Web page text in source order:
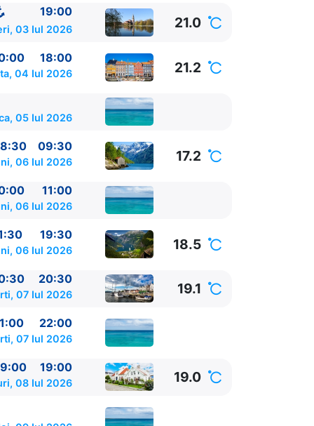
19:00
03 Iul 2026 21.0
18:00
04 Iul 2026 21.2
05 Iul 2026
09:30
06 Iul 2026 17.2
11:00
06 Iul 2026
19:30
06 Iul 2026 18.5
20:30
07 Iul 2026 19.1
22:00
07 Iul 2026
19:00
08 Iul 2026 19.0